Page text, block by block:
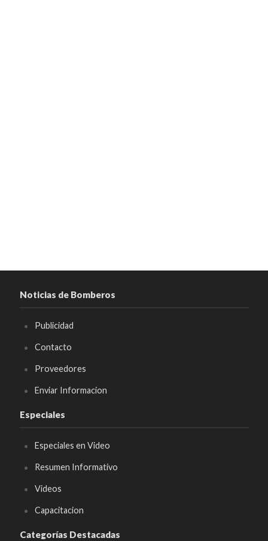
Noticias de Bomberos
Publicidad
Contacto
Proveedores
Enviar Informacion
Especiales
Especiales en Video
Resumen Informativo
Videos
Capacitacion
Categorías Destacadas